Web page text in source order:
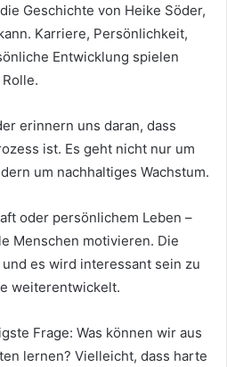
Geschichte von Heike Söder,
Karriere, Persönlichkeit,
Entwicklung spielen
erinnern uns daran, dass
ist. Es geht nicht nur um
um nachhaltiges Wachstum.
oder persönlichem Leben –
Menschen motivieren. Die
es wird interessant sein zu
weiterentwickelt.
Frage: Was können wir aus
lernen? Vielleicht, dass harte